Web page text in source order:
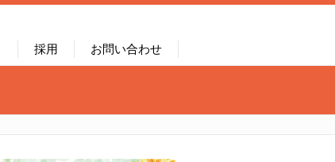
採用 お問い合わせ